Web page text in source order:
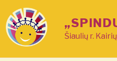
Šiaulių r.